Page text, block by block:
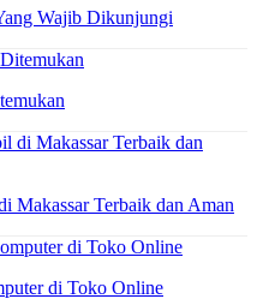
Wajib Dikunjungi
Makassar Terbaik dan Aman
di Toko Online